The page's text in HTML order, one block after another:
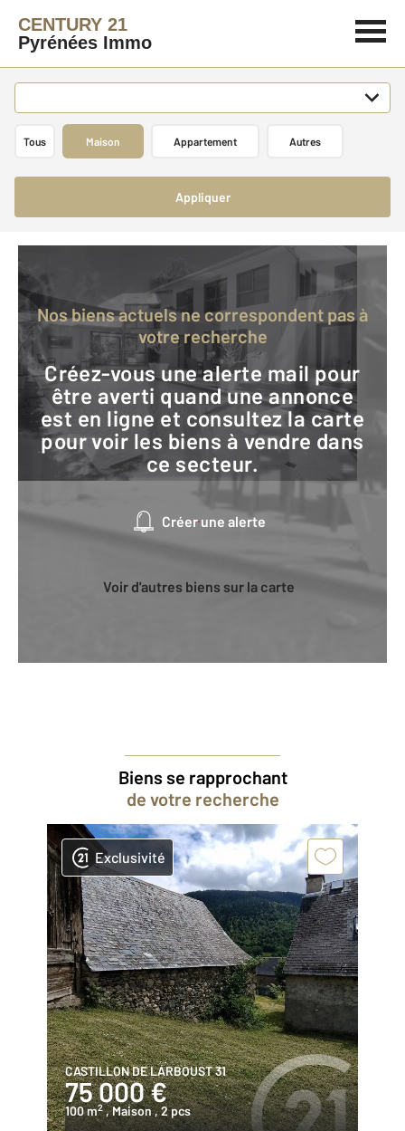
CENTURY 21
Pyrénées Immo
Tous Maison Appartement Autres
Appliquer
Nos biens actuels ne correspondent pas à
votre recherche
Créez-vous une alerte mail pour
être averti quand une annonce
est en ligne et consultez la carte
pour voir les biens à vendre dans
ce secteur.
Créer une alerte
Voir d'autres biens sur la carte
Biens se rapprochant
de votre recherche
Exclusivité
CASTILLON DE LARBOUST 31
75 000 €
100 m2 , Maison , 2 pcs